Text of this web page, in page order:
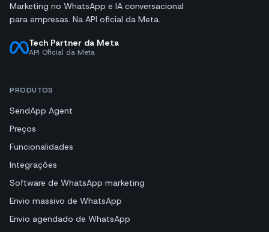
Marketing no WhatsApp e IA conversacional
para empresas. Na API oficial da Meta.
Tech Partner da Meta
API Oficial da Meta
PRODUTOS
SendApp Agent
Preços
Funcionalidades
Integrações
Software de WhatsApp marketing
Envio massivo de WhatsApp
Envio agendado de WhatsApp